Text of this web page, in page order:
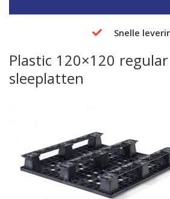
Snelle
Plastic 120×120
sleeplatten